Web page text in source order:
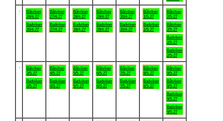
Båtviken
26/4-27
Badviken
26/4-27
Båtviken
27/4-27
Badviken
27/4-27
Båtviken
28/4-27
Badviken
28/4-27
Båtviken
29/4-27
Badviken
29/4-27
Båtviken
30/4-27
Badviken
30/4-27
Båtviken
1/5-27
Badviken
1/5-27
Båtviken
2/5-27
Båtviken
2/5-27
Badviken
2/5-27
Badviken
2/5-27
Båtviken
3/5-27
Badviken
3/5-27
Båtviken
4/5-27
Badviken
4/5-27
Båtviken
5/5-27
Badviken
5/5-27
Båtviken
6/5-27
Badviken
6/5-27
Båtviken
7/5-27
Badviken
7/5-27
Båtviken
8/5-27
Badviken
8/5-27
Båtviken
9/5-27
Båtviken
9/5-27
Badviken
9/5-27
Badviken
9/5-27